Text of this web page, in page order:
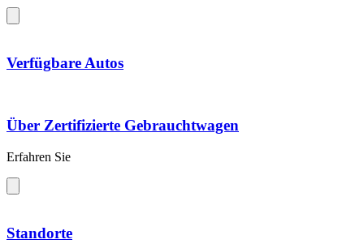
Verfügbare Autos
Über Zertifizierte Gebrauchtwagen
Erfahren Sie
Standorte